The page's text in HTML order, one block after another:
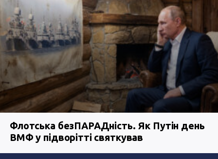
Флотська безПАРАДність. Як Путін день
ВМФ у підворітті святкував